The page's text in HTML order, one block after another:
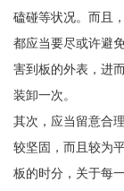
磕碰等状况。而且
都应当要尽或许避
害到板的外表，进
装卸一次。
其次，应当留意合
较坚固，而且较为
板的时分，关于每